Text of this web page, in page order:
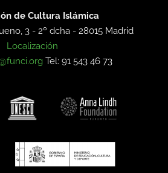
de Cultura Islámica
3 - 2º dcha -28015 Madrid
Localización
Tel: 91 543 46 73